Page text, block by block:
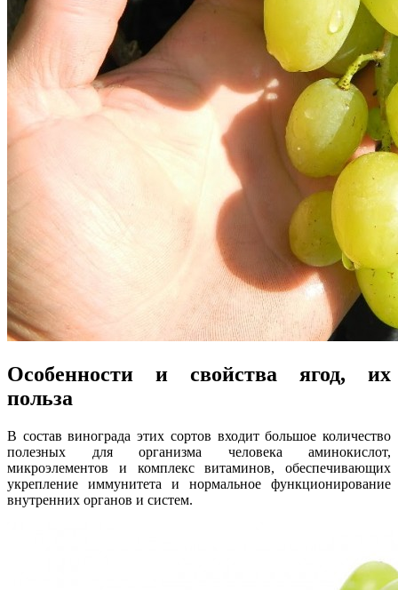
Особенности и свойства ягод, их
польза
В состав винограда этих сортов входит большое количество
полезных для организма человека аминокислот,
микроэлементов и комплекс витаминов, обеспечивающих
укрепление иммунитета и нормальное функционирование
внутренних органов и систем.